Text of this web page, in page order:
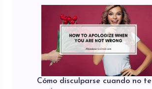
Cómo disculparse cuando no te